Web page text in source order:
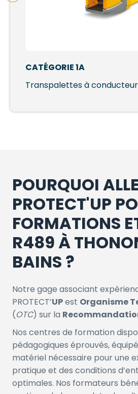
CATÉGORIE 1A
Transpalettes à
POURQUOI
PROTECT'UP
FORMATIONS
R489 À
BAINS ?
Notre gage associant
PROTECT’UPest Organisme
(OTC) sur la
Nos centres de formation
pédagogiques éprouvés,
matériel nécessaire pour une
pratique et des conditions
optimales. Nos formateurs